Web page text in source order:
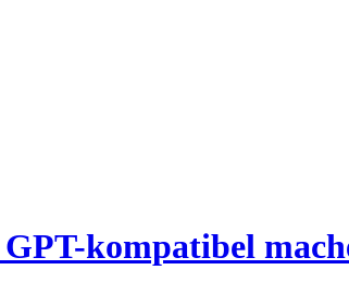
kompatibel